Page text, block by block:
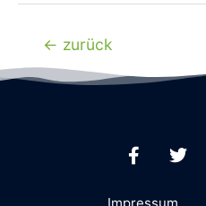
← zurück